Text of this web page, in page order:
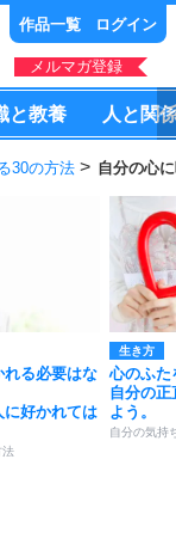
作品一覧 ログイン
メルマガ登録
と教養 人 と 関
30の方法 自分の心
れる必要はな
に好かれては
法
生き方
心のふた
自分の
よう。
自分の気持